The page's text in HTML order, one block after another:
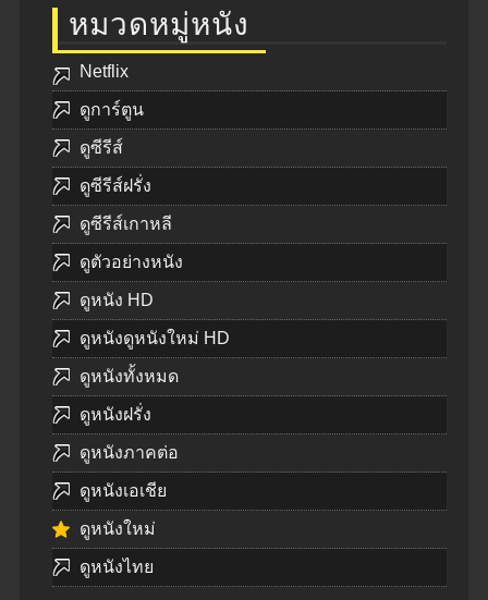
หมวดหมู่หนัง
Netflix
ดูการ์ตูน
ดูซีรีส์
ดูซีรีส์ฝรั่ง
ดูซีรีส์เกาหลี
ดูตัวอย่างหนัง
ดูหนัง HD
ดูหนังดูหนังใหม่ HD
ดูหนังทั้งหมด
ดูหนังฝรั่ง
ดูหนังภาคต่อ
ดูหนังเอเชีย
ดูหนังใหม่
ดูหนังไทย